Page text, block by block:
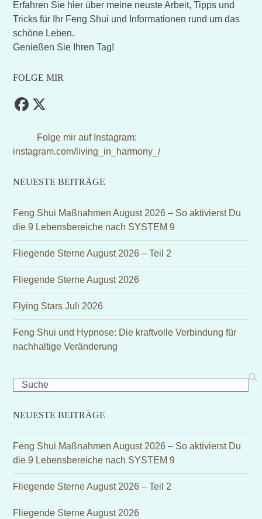
Erfahren Sie hier über meine neuste Arbeit, Tipps und
Tricks für Ihr Feng Shui und Informationen rund um das
schöne Leben.
Genießen Sie Ihren Tag!
FOLGE MIR
Facebook
Twitter
Folge mir auf Instagram:
instagram.com/living_in_harmony_/
NEUESTE BEITRÄGE
Feng Shui Maßnahmen August 2026 – So aktivierst Du
die 9 Lebensbereiche nach SYSTEM 9
Fliegende Sterne August 2026 – Teil 2
Fliegende Sterne August 2026
Flying Stars Juli 2026
Feng Shui und Hypnose: Die kraftvolle Verbindung für
nachhaltige Veränderung
Search
NEUESTE BEITRÄGE
Feng Shui Maßnahmen August 2026 – So aktivierst Du
die 9 Lebensbereiche nach SYSTEM 9
Fliegende Sterne August 2026 – Teil 2
Fliegende Sterne August 2026